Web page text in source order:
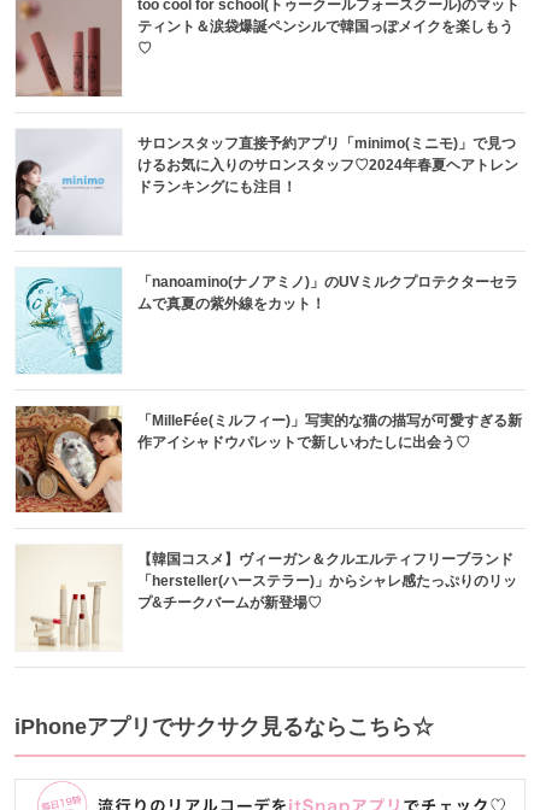
too cool for school(トゥークールフォースクール)のマット
ティント＆涙袋爆誕ペンシルで韓国っぽメイクを楽しもう
♡
サロンスタッフ直接予約アプリ「minimo(ミニモ)」で見つ
けるお気に入りのサロンスタッフ♡2024年春夏ヘアトレン
ドランキングにも注目！
「nanoamino(ナノアミノ)」のUVミルクプロテクターセラ
ムで真夏の紫外線をカット！
「MilleFée(ミルフィー)」写実的な猫の描写が可愛すぎる新
作アイシャドウパレットで新しいわたしに出会う♡
【韓国コスメ】ヴィーガン＆クルエルティフリーブランド
「hersteller(ハーステラー)」からシャレ感たっぷりのリッ
プ&チークバームが新登場♡
iPhoneアプリでサクサク見るならこちら☆